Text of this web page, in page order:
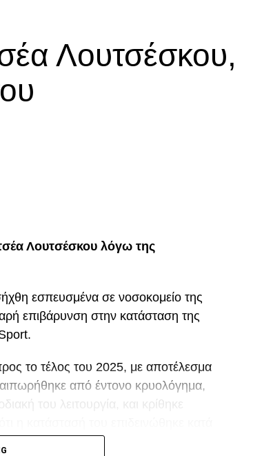
Λουτσέσκου,
Λουτσέσκου λόγω της
εσπευσμένα σε νοσοκομείο της
επιβάρυνση στην κατάσταση της
το τέλος του 2025, με αποτέλεσμα
από έντονο κρυολόγημα,
του λειτουργία, και κρίθηκε